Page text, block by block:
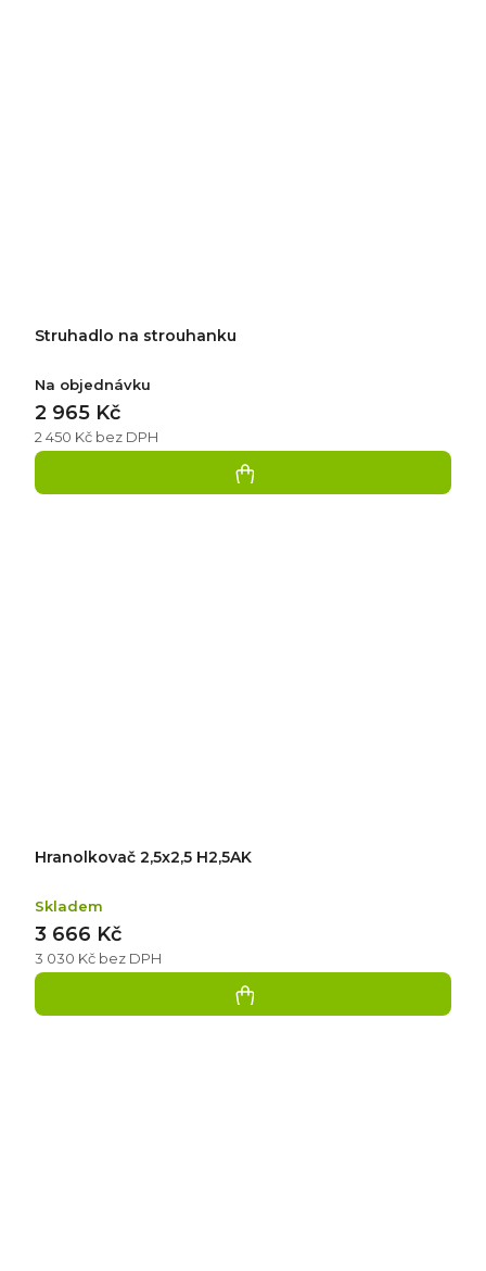
Struhadlo na strouhanku
Na objednávku
2 450 Kč bez DPH
2 965 Kč
Hranolkovač 2,5x2,5 H2,5AK
Skladem
3 030 Kč bez DPH
3 666 Kč